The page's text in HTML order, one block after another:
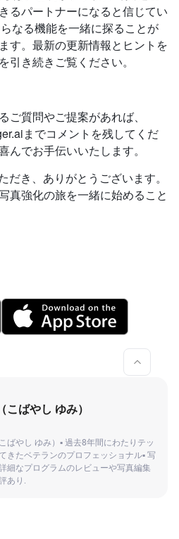
るパートナーになると信じてい
なる機能を一緒に探ることが
す。最新の更新情報とヒントを
引き続きご覧ください。
質問やご提案があれば、
までコメントを残してくだ
んでお手伝いいたします。
き、ありがとうございます。
真強化の旅を一緒に始めること
こばやし ゆみ）
ばやし ゆみ）▪ 過去8年間にわたりテッ
きたベテランのプロフェッショナル▪ 写
細なプログラムのレビューや写真編集
あり.